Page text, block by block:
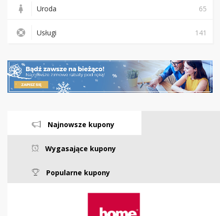
Uroda 65
Usługi 141
Najnowsze kupony
Wygasające kupony
Popularne kupony